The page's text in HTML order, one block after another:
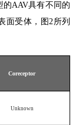
的AAV具有不同的
面受体，图2所列
Coreceptor
Unknown